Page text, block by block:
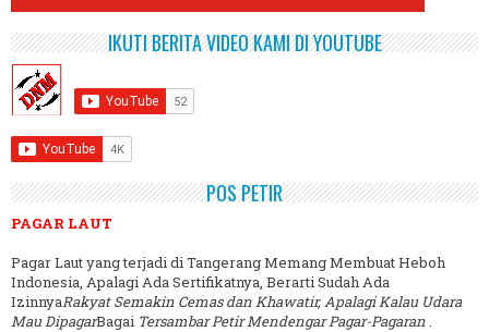
IKUTI BERITA VIDEO KAMI DI YOUTUBE
POS PETIR
PAGAR LAUT
Pagar Laut yang terjadi di Tangerang Memang Membuat Heboh
Indonesia, Apalagi Ada Sertifikatnya, Berarti Sudah Ada
IzinnyaRakyat Semakin Cemas dan Khawatir, Apalagi Kalau Udara
Mau DipagarBagai Tersambar Petir Mendengar Pagar-Pagaran.